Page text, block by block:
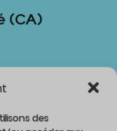
des
(CA)